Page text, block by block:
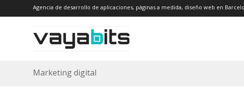
Agencia de desarrollo de aplicaciones, páginas a medida, diseño web en
Marketing digital